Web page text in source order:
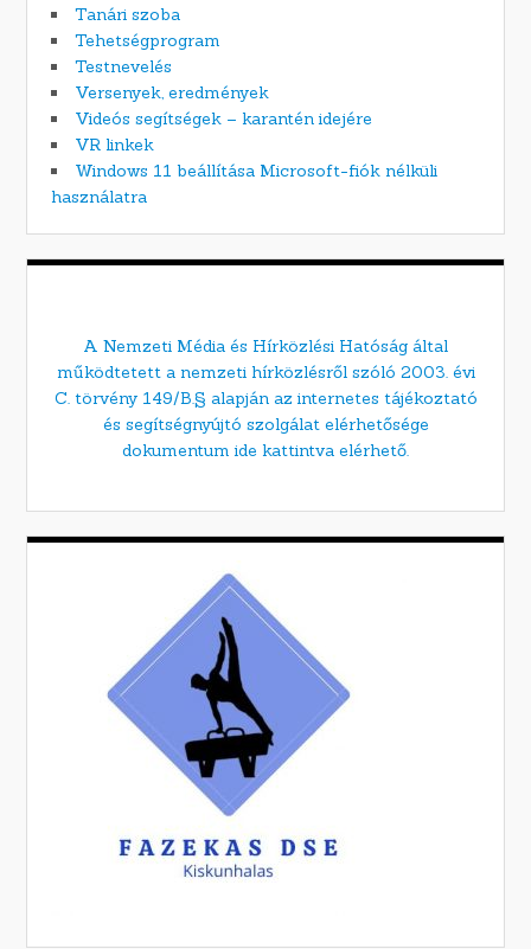
Tanári szoba
Tehetségprogram
Testnevelés
Versenyek, eredmények
Videós segítségek – karantén idejére
VR linkek
Windows 11 beállítása Microsoft-fiók nélküli
használatra
A Nemzeti Média és Hírközlési Hatóság által
működtetett a nemzeti hírközlésről szóló 2003. évi
C. törvény 149/B.§ alapján az internetes tájékoztató
és segítségnyújtó szolgálat elérhetősége
dokumentum ide kattintva elérhető.